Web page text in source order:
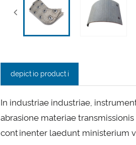
depictio producti
In industriae industriae,
abrasione materiae
continenter laedunt ministerium